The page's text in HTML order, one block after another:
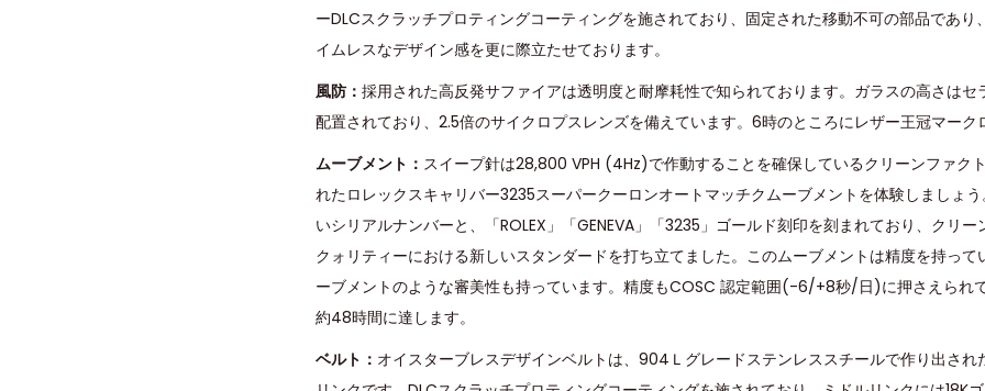
ーDLCスクラッチプロティングコーティングを施されており、固定された移動不可の部品であり
イムレスなデザイン感を更に際立たせております。
風防： 採用された高反発サファイアは透明度と耐摩耗性で知られております。ガラスの高さはセ
配置されており、2.5倍のサイクロプスレンズを備えています。6時のところにレザー王冠マーク
ムーブメント： スイープ針は28,800 VPH (4Hz)で作動することを確保しているクリーンファクト
れたロレックスキャリバー3235スーパークーロンオートマッチクムーブメントを体験しましょ
いシリアルナンバーと、「ROLEX」「GENEVA」「3235」ゴールド刻印を刻まれており、クリ
クォリティーにおける新しいスタンダードを打ち立てました。このムーブメントは精度を持って
ーブメントのような審美性も持っています。精度もCOSC 認定範囲(-6/+8秒/日)に押さえられ
約48時間に達します。
ベルト： オイスターブレスデザインベルトは、904Ｌグレードステンレススチールで作り出され